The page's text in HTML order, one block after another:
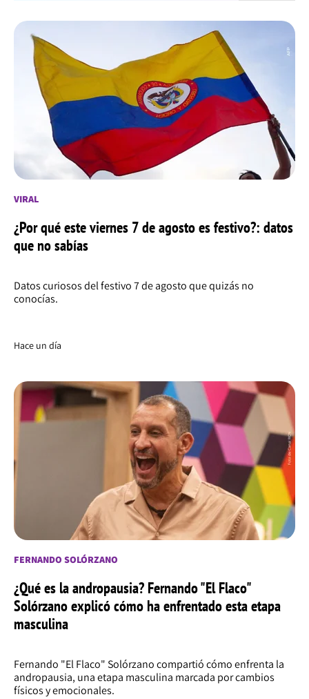
VIRAL
¿Por qué este viernes 7 de agosto es festivo?: datos
que no sabías
Datos curiosos del festivo 7 de agosto que quizás no
conocías.
Hace un día
FERNANDO SOLÓRZANO
¿Qué es la andropausia? Fernando "El Flaco"
Solórzano explicó cómo ha enfrentado esta etapa
masculina
Fernando "El Flaco" Solórzano compartió cómo enfrenta la
andropausia, una etapa masculina marcada por cambios
físicos y emocionales.